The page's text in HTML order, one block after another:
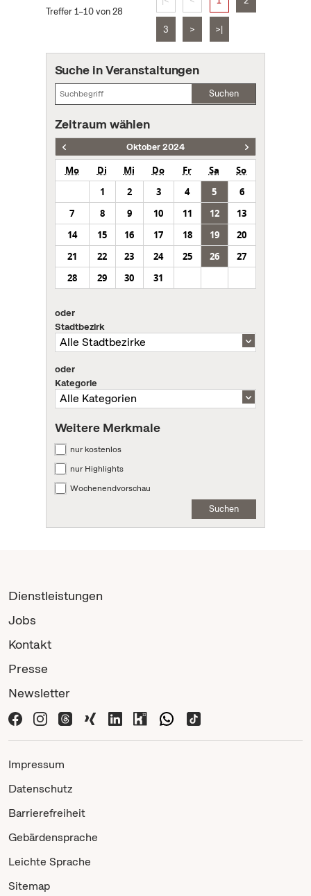
Treffer 1–10 von 28
3 > >|
Suche in Veranstaltungen
Suchen
Zeitraum wählen
Oktober 2024
Mo Di Mi Do Fr Sa
So
1
2 3 4 5
6
7
8 9 10 11 12
13
14
15 16 17 18 19
20
21
22 23 24 25 26
27
28
29 30 31
oder
Stadtbezirk
oder
Kategorie
Weitere Merkmale
nur kostenlos
nur Highlights
Wochenendvorschau
Suchen
Dienstleistungen
Jobs
Kontakt
Presse
Newsletter
Impressum
Datenschutz
Barrierefreiheit
Gebärdensprache
Leichte Sprache
Sitemap